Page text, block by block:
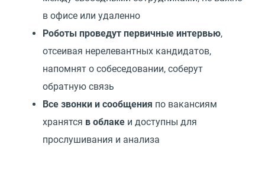
в офисе или удаленно
Роботы проведут первичные интервью,
отсеивая нерелевантных кандидатов,
напомнят о собеседовании, соберут
обратную связь
Все звонки и сообщения по вакансиям
хранятся в облаке и доступны для
прослушивания и анализа